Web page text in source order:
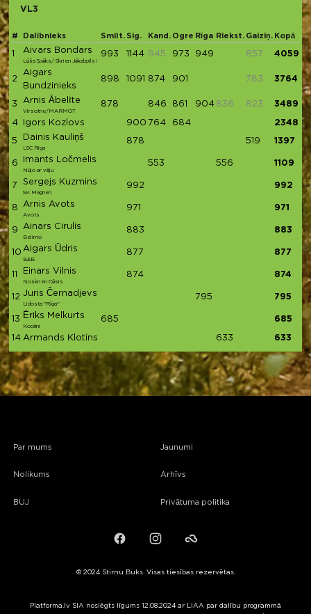
VL3
# Dalībnieks Smilt. Sig. Kand. Ogre Rīga Riekst. Gaiziņ. Kopā
1 Aivars Bondars
Lūša Spēks/ Skrien Jēkabpils!
993 1144 945 973 949 857 4059
2
Aigars
Bundzinieks
898 1091 874 901 783 3764
3 Arnis Ābelīte
Virsotne/MARMOT
878 846 861 904 836 823 3489
4 Igors Kozlovs 900 764 684 2348
5 Dainis Kauliņš
LSC Riga
878 519 1397
6 Imants Ločmelis
Nūjo ar vēju
553 556 1109
7 Sergejs Kuzmins
SK Magnen
992 992
8 Arnis Avots
Avots
971 971
9 Ainars Cirulis
Belimo
883 883
10 Aigars Ūdris
B&B
877 877
11 Einars Vilnis
Noskrien Cēsis
874 874
12 Juris Černadjevs
Lidosta "Rīga''
795 795
13 Ēriks Melkurts
Kocēni
685 685
14 Armands Klotins 633 633
Par mums
Nolikums
BUJ
Jaunumi
Arhīvs
Privātuma politika
FacebookInstagramFailiem.lv
© 2024 Stirnu Buks. Visas tiesības rezervētas.
Platforma.lv SIA noslēgts līgums 12.08.2024 ar LIAA par dalību programmā